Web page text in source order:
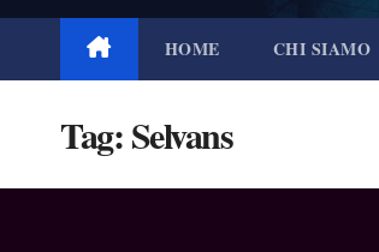
HOME CHI SIAMO
Tag:Selvans